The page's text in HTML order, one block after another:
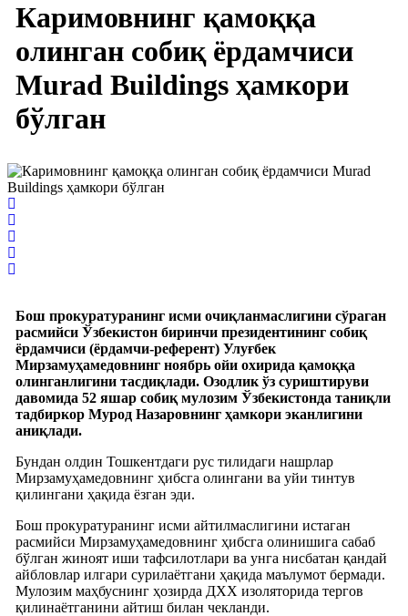
Каримовнинг қамоққа
олинган собиқ ёрдамчиси
Murad Buildings ҳамкори
бўлган
Бош прокуратуранинг исми очиқланмаслигини сўраган
расмийси Ўзбекистон биринчи президентининг собиқ
ëрдамчиси (ëрдамчи-референт) Улуғбек
Мирзамуҳамедовнинг ноябрь ойи охирида қамоққа
олинганлигини тасдиқлади. Озодлик ўз суриштируви
давомида 52 яшар собиқ мулозим Ўзбекистонда таниқли
тадбиркор Мурод Назаровнинг ҳамкори эканлигини
аниқлади.
Бундан олдин Тошкентдаги рус тилидаги нашрлар
Мирзамуҳамедовнинг ҳибсга олингани ва уйи тинтув
қилингани ҳақида ëзган эди.
Бош прокуратуранинг исми айтилмаслигини истаган
расмийси Мирзамуҳамедовнинг ҳибсга олинишига сабаб
бўлган жиноят иши тафсилотлари ва унга нисбатан қандай
айбловлар илгари сурилаётгани ҳақида маълумот бермади.
Мулозим маҳбуснинг ҳозирда ДХХ изоляторида тергов
қилинаëтганини айтиш билан чекланди.